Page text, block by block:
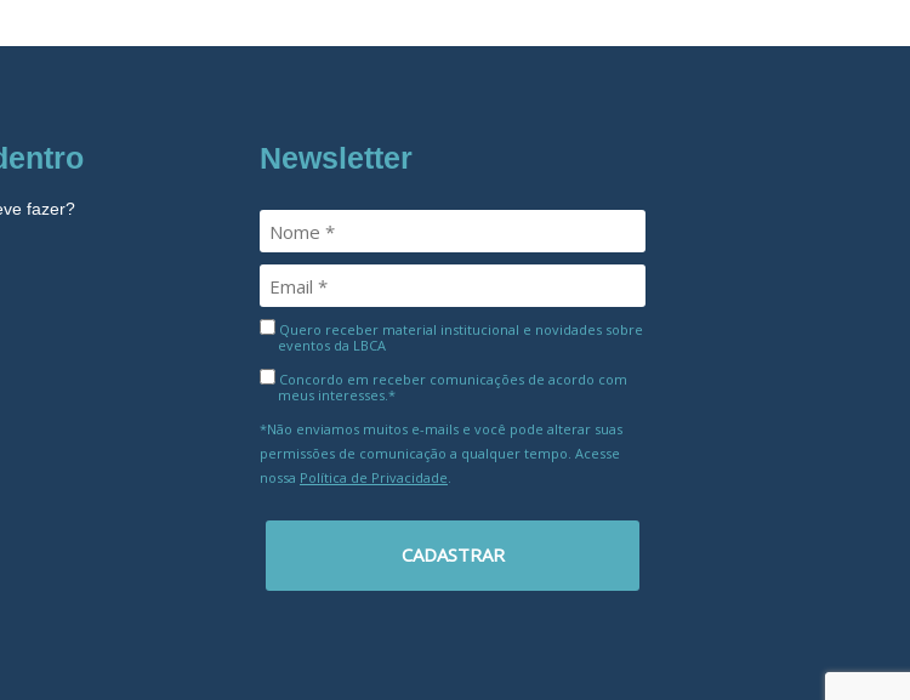
fazer?
Newsletter
Quero receber material institucional e novidades sobre
eventos da LBCA
Concordo em receber comunicações de acordo com
meus interesses.*
*Não enviamos muitos e-mails e você pode alterar suas
permissões de comunicação a qualquer tempo. Acesse
nossa Política de Privacidade
CADASTRAR